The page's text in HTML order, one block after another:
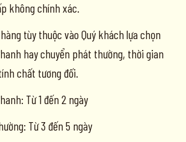
không chính xác.
tùy thuộc vào Quý khách lựa chọn
hay chuyển phát thường, thời gian
chất tương đối.
Từ 1 đến 2 ngày
Từ 3 đến 5 ngày